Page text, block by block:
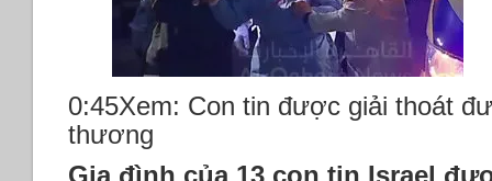
0:45Xem: Con tin được giải thoát
thương